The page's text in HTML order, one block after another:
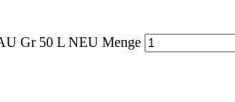
Gr 50 L NEU Menge